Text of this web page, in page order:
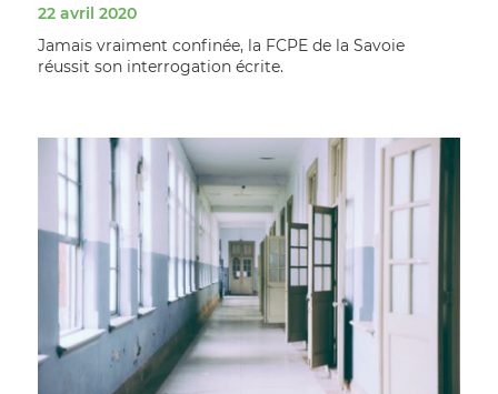
22 avril 2020
Jamais vraiment confinée, la FCPE de la Savoie
réussit son interrogation écrite.